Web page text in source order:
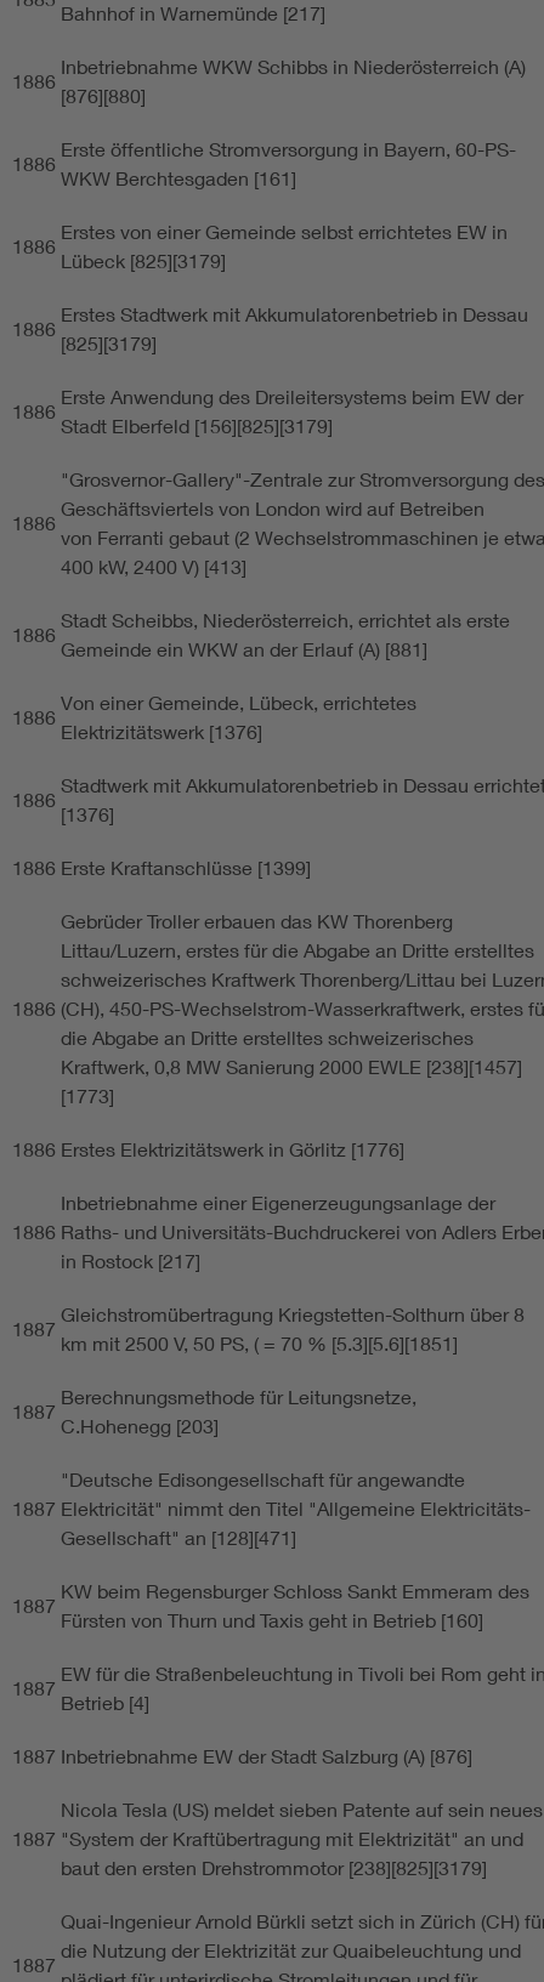
Bahnhof in Warnemünde [217]
1886
Inbetriebnahme WKW Schibbs in Niederösterreich (A)
[876][880]
1886
Erste öffentliche Stromversorgung in Bayern, 60-PS-
WKW Berchtesgaden [161]
1886
Erstes von einer Gemeinde selbst errichtetes EW in
Lübeck [825][3179]
1886
Erstes Stadtwerk mit Akkumulatorenbetrieb in Dessau
[825][3179]
1886
Erste Anwendung des Dreileitersystems beim EW der
Stadt Elberfeld [156][825][3179]
1886
"Grosvernor-Gallery"-Zentrale zur Stromversorgung des
Geschäftsviertels von London wird auf Betreiben
von Ferranti gebaut (2 Wechselstrommaschinen je
400 kW, 2400 V) [413]
1886
Stadt Scheibbs, Niederösterreich, errichtet als erste
Gemeinde ein WKW an der Erlauf (A) [881]
1886
Von einer Gemeinde, Lübeck, errichtetes
Elektrizitätswerk [1376]
1886
Stadtwerk mit Akkumulatorenbetrieb in Dessau
[1376]
1886 Erste Kraftanschlüsse [1399]
1886
Gebrüder Troller erbauen das KW Thorenberg
Littau/Luzern, erstes für die Abgabe an Dritte erstelltes
schweizerisches Kraftwerk Thorenberg/Littau bei
(CH), 450-PS-Wechselstrom-Wasserkraftwerk, erstes
die Abgabe an Dritte erstelltes schweizerisches
Kraftwerk, 0,8 MW Sanierung 2000 EWLE [238][1457]
[1773]
1886 Erstes Elektrizitätswerk in Görlitz [1776]
1886
Inbetriebnahme einer Eigenerzeugungsanlage der
Raths- und Universitäts-Buchdruckerei von Adlers
in Rostock [217]
1887
Gleichstromübertragung Kriegstetten-Solthurn über 8
km mit 2500 V, 50 PS, ( = 70 % [5.3][5.6][1851]
1887
Berechnungsmethode für Leitungsnetze,
C.Hohenegg [203]
1887
"Deutsche Edisongesellschaft für angewandte
Elektricität" nimmt den Titel "Allgemeine Elektricitäts-
Gesellschaft" an [128][471]
1887
KW beim Regensburger Schloss Sankt Emmeram des
Fürsten von Thurn und Taxis geht in Betrieb [160]
1887
EW für die Straßenbeleuchtung in Tivoli bei Rom geht
Betrieb [4]
1887 Inbetriebnahme EW der Stadt Salzburg (A) [876]
1887
Nicola Tesla (US) meldet sieben Patente auf sein neues
"System der Kraftübertragung mit Elektrizität" an und
baut den ersten Drehstrommotor [238][825][3179]
1887
Quai-Ingenieur Arnold Bürkli setzt sich in Zürich (CH)
die Nutzung der Elektrizität zur Quaibeleuchtung und